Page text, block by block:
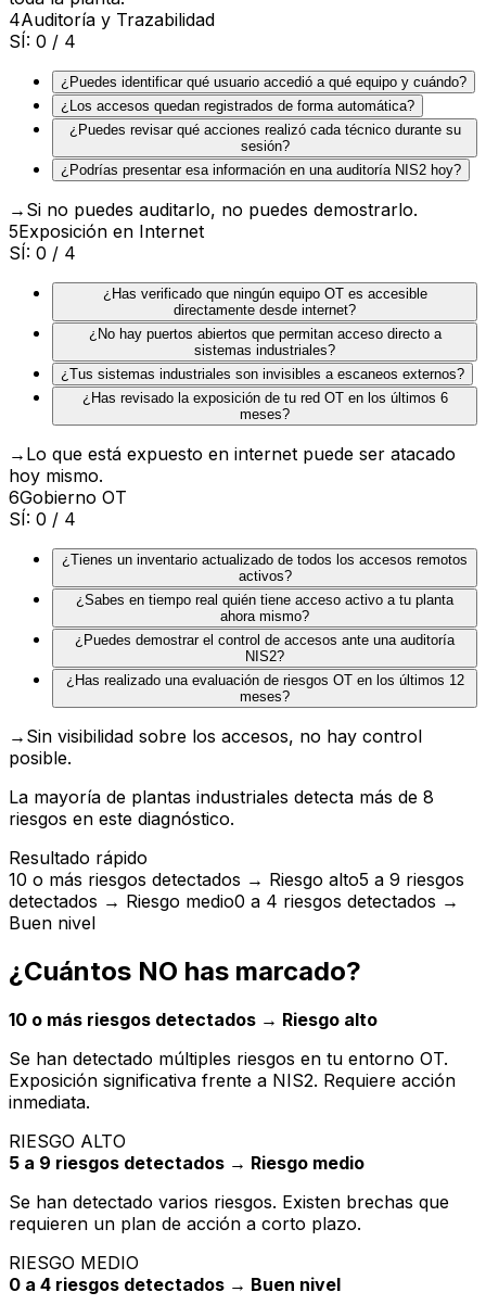
4Auditoría y Trazabilidad
SÍ: 0 / 4
¿Puedes identificar qué usuario accedió a qué equipo y cuándo?
¿Los accesos quedan registrados de forma automática?
¿Puedes revisar qué acciones realizó cada técnico durante su
sesión?
¿Podrías presentar esa información en una auditoría NIS2 hoy?
→ Si no puedes auditarlo, no puedes demostrarlo.
5Exposición en Internet
SÍ: 0 / 4
¿Has verificado que ningún equipo OT es accesible
directamente desde internet?
¿No hay puertos abiertos que permitan acceso directo a
sistemas industriales?
¿Tus sistemas industriales son invisibles a escaneos externos?
¿Has revisado la exposición de tu red OT en los últimos 6
meses?
→ Lo que está expuesto en internet puede ser atacado
hoy mismo.
6Gobierno OT
SÍ: 0 / 4
¿Tienes un inventario actualizado de todos los accesos remotos
activos?
¿Sabes en tiempo real quién tiene acceso activo a tu planta
ahora mismo?
¿Puedes demostrar el control de accesos ante una auditoría
NIS2?
¿Has realizado una evaluación de riesgos OT en los últimos 12
meses?
→ Sin visibilidad sobre los accesos, no hay control
posible.
La mayoría de plantas industriales detecta más de 8
riesgos en este diagnóstico.
Resultado rápido
10 o más riesgos detectados → Riesgo alto5 a 9 riesgos
detectados → Riesgo medio0 a 4 riesgos detectados →
Buen nivel
¿Cuántos NO has marcado?
10 o más riesgos detectados → Riesgo alto
Se han detectado múltiples riesgos en tu entorno OT.
Exposición significativa frente a NIS2. Requiere acción
inmediata.
RIESGO ALTO
5 a 9 riesgos detectados → Riesgo medio
Se han detectado varios riesgos. Existen brechas que
requieren un plan de acción a corto plazo.
RIESGO MEDIO
0 a 4 riesgos detectados → Buen nivel